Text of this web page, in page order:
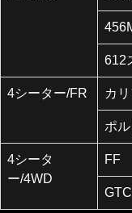
612
4シーター/FR カ
ポ
4シータ
ー/4WD
FF